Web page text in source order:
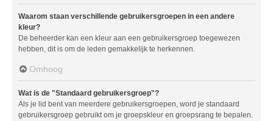
Waarom staan verschillende gebruikersgroepen in een andere
kleur?
De beheerder kan een kleur aan een gebruikersgroep toegewezen
hebben, dit is om de leden gemakkelijk te herkennen.
Omhoog
Wat is de "Standaard gebruikersgroep"?
Als je lid bent van meerdere gebruikersgroepen, word je standaard
gebruikersgroep gebruikt om je groepskleur en groepsrang te bepalen.